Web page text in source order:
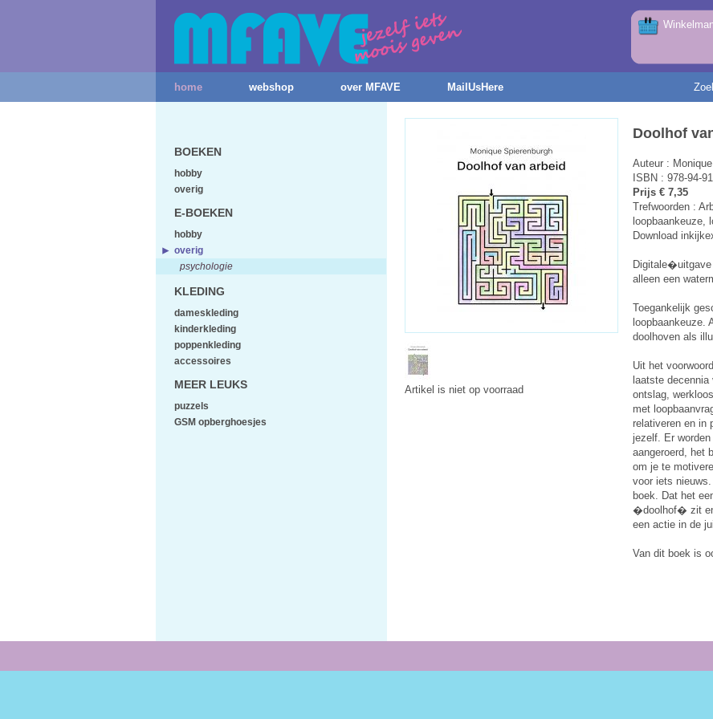
home webshop over MFAVE MailUsHere
Artikel is niet op voorraad
Doolhof
Auteur :
ISBN : 978-94-
Prijs € 7,35
Trefwoorden :
loopbaankeuze,
Download
alleen een
Toegankelijk
loopbaankeuze.
doolhoven als
Uit het
laatste
ontslag,
met
relativeren en in
jezelf. Er
aangeroerd, het
om je te
voor iets
boek. Dat het
�doolhof� zit en
een actie in de
Van dit boek is
BOEKEN
hobby
overig
E-BOEKEN
hobby
overig
psychologie
KLEDING
dameskleding
kinderkleding
poppenkleding
accessoires
MEER LEUKS
puzzels
GSM opberghoesjes